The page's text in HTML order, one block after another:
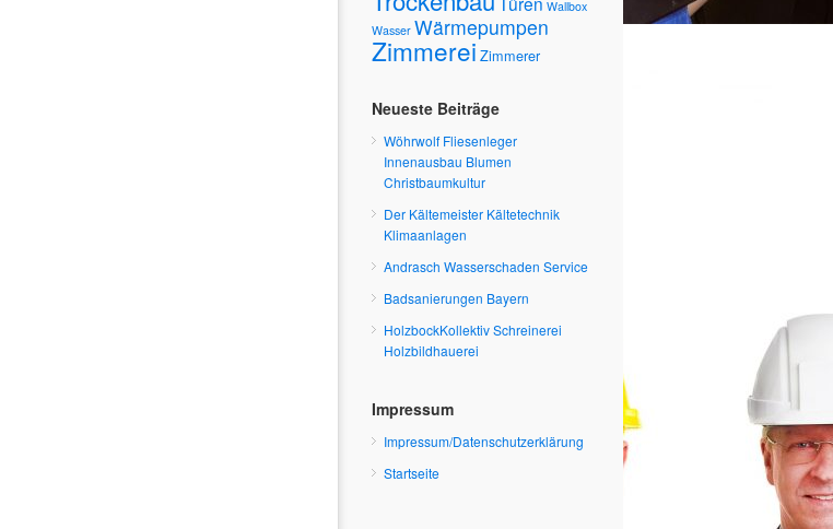
Wallbox
Wasser Wärmepumpen
Zimmerei Zimmerer
Neueste Beiträge
Wöhrwolf Fliesenleger
Innenausbau Blumen
Christbaumkultur
Der Kältemeister Kältetechnik
Klimaanlagen
Andrasch Wasserschaden Service
Badsanierungen Bayern
HolzbockKollektiv Schreinerei
Holzbildhauerei
Impressum
Impressum/Datenschutzerklärung
Startseite